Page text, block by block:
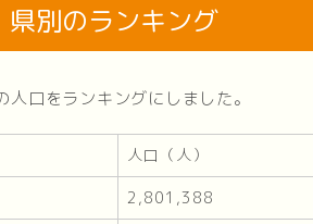
別のランキング
口をランキングにしました。
人口（人）
2,801,388